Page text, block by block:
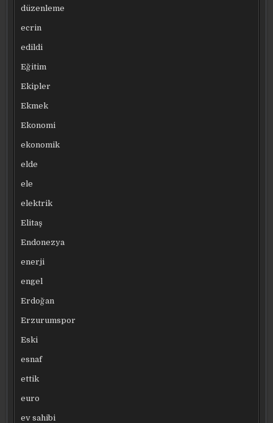
düzenleme
ecrin
edildi
Eğitim
Ekipler
Ekmek
Ekonomi
ekonomik
elde
ele
elektrik
Elitaş
Endonezya
enerji
engel
Erdoğan
Erzurumspor
Eski
esnaf
ettik
euro
ev sahibi